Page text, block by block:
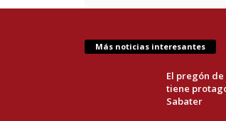
Más noticias interesantes
El pregón
tiene
Sabater